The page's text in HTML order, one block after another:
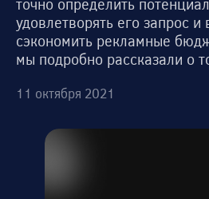
точно определить
удовлетворять его запрос и
сэкономить рекламные
мы подробно рассказали о
11 октября 2021